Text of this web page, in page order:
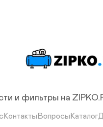
и фильтры на
Контакты Вопросы Каталог